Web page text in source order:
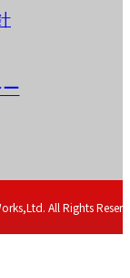
All Rights